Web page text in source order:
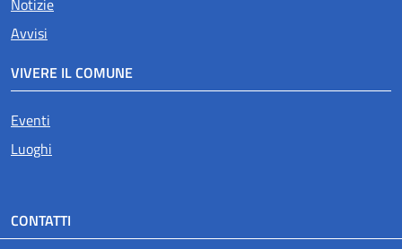
Notizie
Avvisi
VIVERE IL COMUNE
Eventi
Luoghi
CONTATTI